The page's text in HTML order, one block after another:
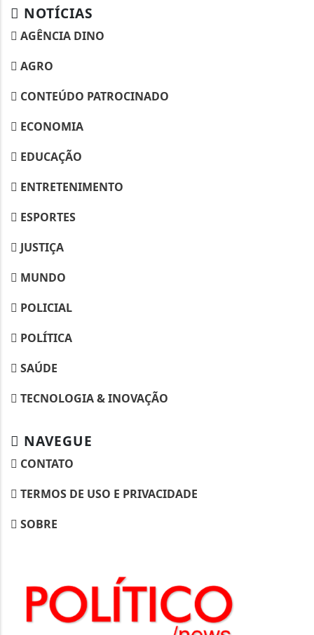
NOTÍCIAS
AGÊNCIA DINO
AGRO
CONTEÚDO PATROCINADO
ECONOMIA
EDUCAÇÃO
ENTRETENIMENTO
ESPORTES
JUSTIÇA
MUNDO
POLICIAL
POLÍTICA
SAÚDE
TECNOLOGIA & INOVAÇÃO
NAVEGUE
CONTATO
TERMOS DE USO E PRIVACIDADE
SOBRE